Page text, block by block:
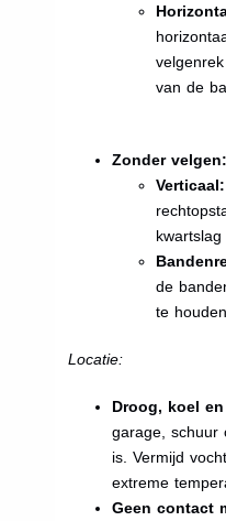
van de
Zonder velgen:
Verticaal:
de
te houden.
Locatie:
Droog, koel
garage, schuur
is. Vermijd
extreme
Geen contact